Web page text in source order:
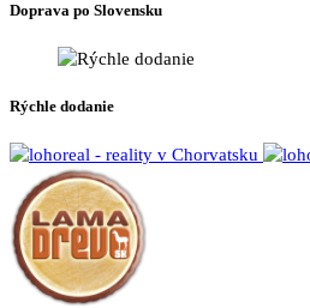
Doprava po Slovensku
Rýchle dodanie